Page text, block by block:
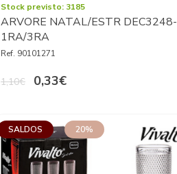
Stock previsto: 3185
ARVORE NATAL/ESTR DEC3248-
1RA/3RA
Ref. 90101271
1,10€ 0,33€
SALDOS 20%